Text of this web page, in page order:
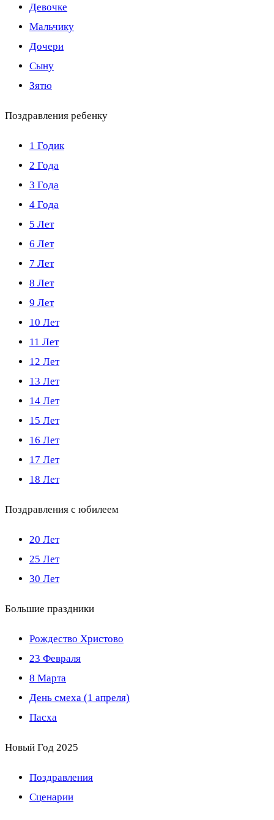
Девочке
Мальчику
Дочери
Сыну
Зятю
Поздравления ребенку
1 Годик
2 Года
3 Года
4 Года
5 Лет
6 Лет
7 Лет
8 Лет
9 Лет
10 Лет
11 Лет
12 Лет
13 Лет
14 Лет
15 Лет
16 Лет
17 Лет
18 Лет
Поздравления с юбилеем
20 Лет
25 Лет
30 Лет
Большие праздники
Рождество Христово
23 Февраля
8 Марта
День смеха (1 апреля)
Пасха
Новый Год 2025
Поздравления
Сценарии